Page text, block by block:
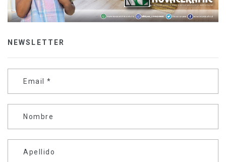
NEWSLETTER
Email *
Nombre
Apellido